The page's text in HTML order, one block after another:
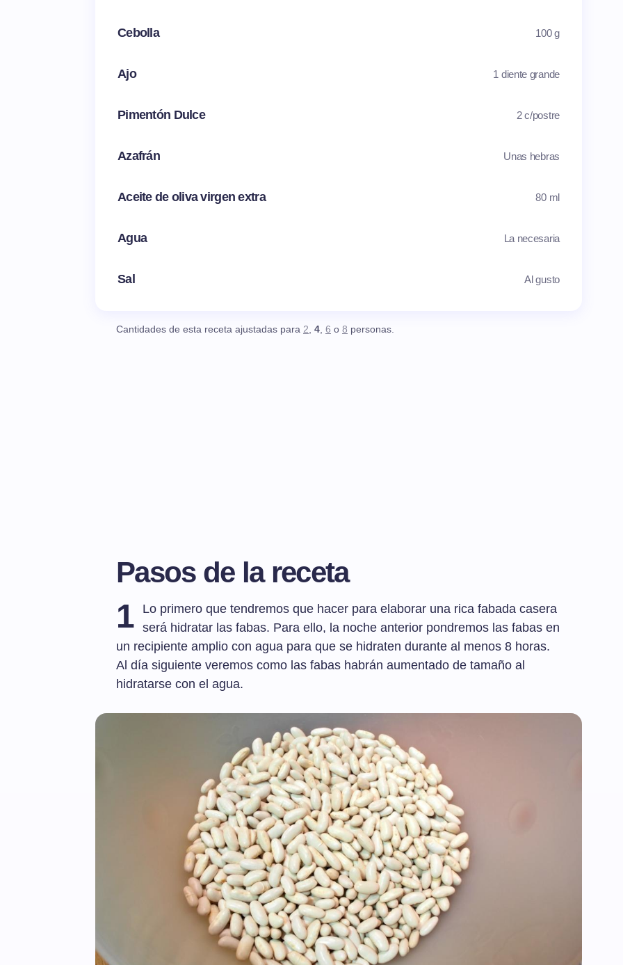
Cebolla 100 g
Ajo 1 diente grande
Pimentón Dulce 2 c/postre
Azafrán Unas hebras
Aceite de oliva virgen extra 80 ml
Agua La necesaria
Sal Al gusto
Cantidades de esta receta ajustadas para 2, 4, 6 o 8 personas.
Pasos de la receta
1
Lo primero que tendremos que hacer para elaborar una rica fabada casera
será hidratar las fabas. Para ello, la noche anterior pondremos las fabas en
un recipiente amplio con agua para que se hidraten durante al menos 8 horas.
Al día siguiente veremos como las fabas habrán aumentado de tamaño al
hidratarse con el agua.